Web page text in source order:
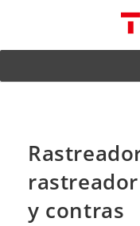
y contras